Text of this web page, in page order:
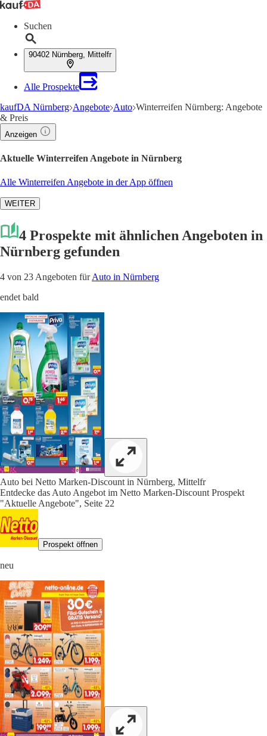
Suchen
90402 Nürnberg, Mittelfr
Alle Prospekte
kaufDA Nürnberg Angebote Auto Winterreifen Nürnberg: Angebote
& Preis
Anzeigen
Aktuelle Winterreifen Angebote in Nürnberg
Alle Winterreifen Angebote in der App öffnen
WEITER
4 Prospekte mit ähnlichen Angeboten in
Nürnberg gefunden
4 von 23 Angeboten fürAuto in Nürnberg
endet bald
Auto bei Netto Marken-Discount in Nürnberg, Mittelfr
Entdecke das Auto Angebot im Netto Marken-Discount Prospekt
"Aktuelle Angebote", Seite 22
Prospekt öffnen
neu